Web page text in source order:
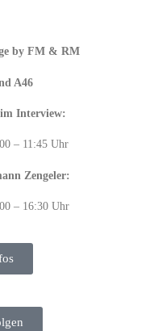
by FM & RM
A46
Interview:
– 11:45 Uhr
Zengeler:
– 16:30 Uhr